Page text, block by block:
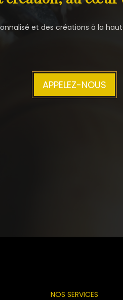
et des créations à la
APPELEZ-NOUS
NOS SERVICES